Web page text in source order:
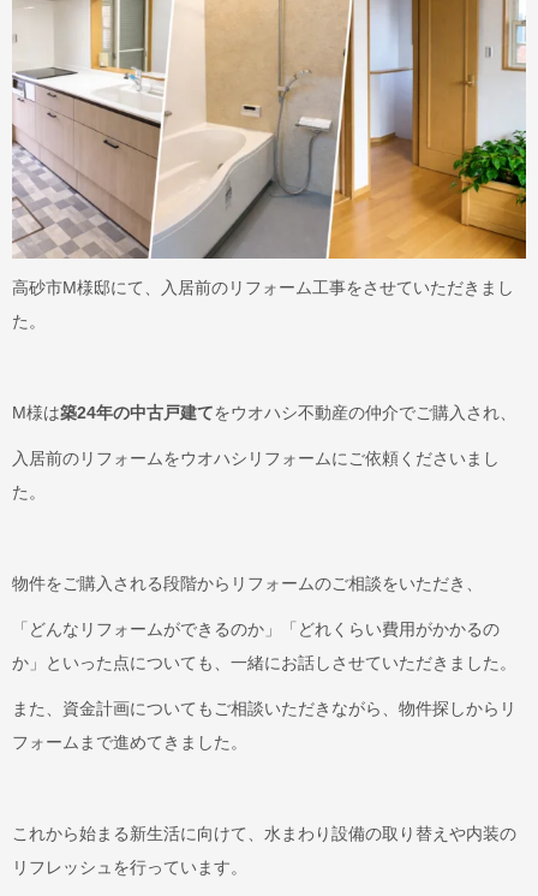
高砂市M様邸にて、入居前のリフォーム工事をさせていただきまし
た。
M様は築24年の中古戸建てをウオハシ不動産の仲介でご購入され、
入居前のリフォームをウオハシリフォームにご依頼くださいまし
た。
物件をご購入される段階からリフォームのご相談をいただき、
「どんなリフォームができるのか」「どれくらい費用がかかるの
か」といった点についても、一緒にお話しさせていただきました。
また、資金計画についてもご相談いただきながら、物件探しからリ
フォームまで進めてきました。
これから始まる新生活に向けて、水まわり設備の取り替えや内装の
リフレッシュを行っています。